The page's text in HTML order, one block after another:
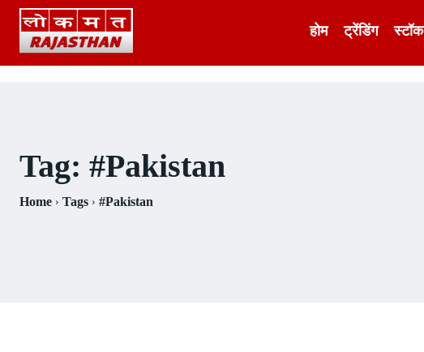
होम ट्रेंडिंग स्टॉक
Tag: #Pakistan
Home Tags #Pakistan